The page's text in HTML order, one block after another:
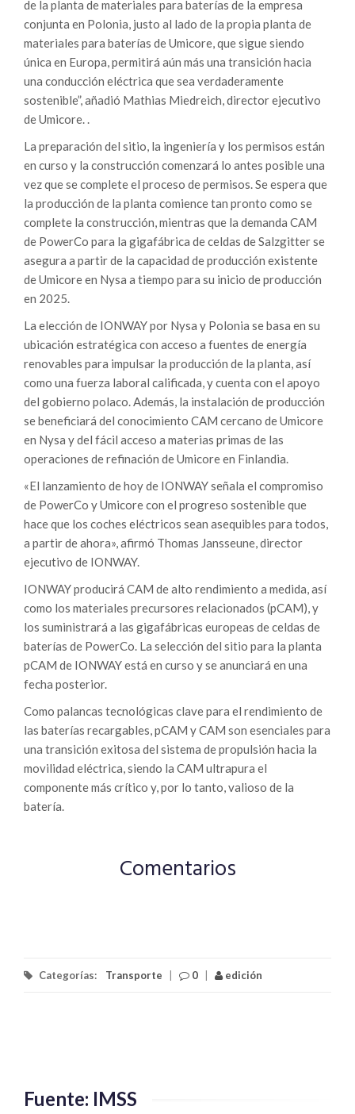
de la planta de materiales para baterías de la empresa
conjunta en Polonia, justo al lado de la propia planta de
materiales para baterías de Umicore, que sigue siendo
única en Europa, permitirá aún más una transición hacia
una conducción eléctrica que sea verdaderamente
sostenible”, añadió Mathias Miedreich, director ejecutivo
de Umicore. .
La preparación del sitio, la ingeniería y los permisos están
en curso y la construcción comenzará lo antes posible una
vez que se complete el proceso de permisos. Se espera que
la producción de la planta comience tan pronto como se
complete la construcción, mientras que la demanda CAM
de PowerCo para la gigafábrica de celdas de Salzgitter se
asegura a partir de la capacidad de producción existente
de Umicore en Nysa a tiempo para su inicio de producción
en 2025.
La elección de IONWAY por Nysa y Polonia se basa en su
ubicación estratégica con acceso a fuentes de energía
renovables para impulsar la producción de la planta, así
como una fuerza laboral calificada, y cuenta con el apoyo
del gobierno polaco. Además, la instalación de producción
se beneficiará del conocimiento CAM cercano de Umicore
en Nysa y del fácil acceso a materias primas de las
operaciones de refinación de Umicore en Finlandia.
«El lanzamiento de hoy de IONWAY señala el compromiso
de PowerCo y Umicore con el progreso sostenible que
hace que los coches eléctricos sean asequibles para todos,
a partir de ahora», afirmó Thomas Jansseune, director
ejecutivo de IONWAY.
IONWAY producirá CAM de alto rendimiento a medida, así
como los materiales precursores relacionados (pCAM), y
los suministrará a las gigafábricas europeas de celdas de
baterías de PowerCo. La selección del sitio para la planta
pCAM de IONWAY está en curso y se anunciará en una
fecha posterior.
Como palancas tecnológicas clave para el rendimiento de
las baterías recargables, pCAM y CAM son esenciales para
una transición exitosa del sistema de propulsión hacia la
movilidad eléctrica, siendo la CAM ultrapura el
componente más crítico y, por lo tanto, valioso de la
batería.
Comentarios
Categorías: Transporte 0 edición
Fuente: IMSS